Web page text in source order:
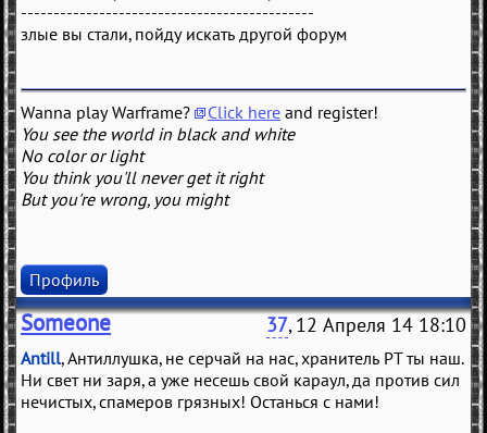
---------------------------------------------
злые вы стали, пойду искать другой форум
Wanna play Warframe? Click here and register!
You see the world in black and white
No color or light
You think you'll never get it right
But you're wrong, you might
Профиль
Someone 37, 12 Апреля 14 18:10
Antill, Антиллушка, не серчай на нас, хранитель РТ ты наш.
Ни свет ни заря, а уже несешь свой караул, да против сил
нечистых, спамеров грязных! Останься с нами!